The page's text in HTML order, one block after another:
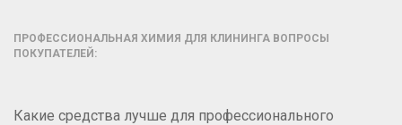
ПРОФЕССИОНАЛЬНАЯ ХИМИЯ ДЛЯ КЛИНИНГА ВОПРОСЫ
ПОКУПАТЕЛЕЙ:
Какие средства лучше для профессионального